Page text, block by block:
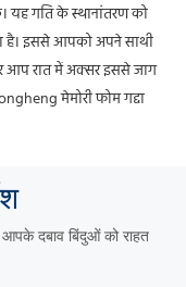
यहगति के स्थानांतरण को
इससे आपको अपने साथी
आप रात में अक्सर इससे जाग
मेमोरी फोम गद्दा
दबाव बिंदुओं को राहत